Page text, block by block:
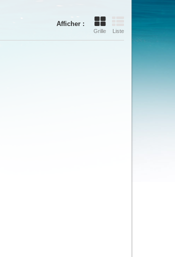
Afficher :
Grille Liste